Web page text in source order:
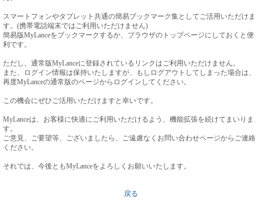
スマートフォンやタブレット共通の簡易ブックマーク集としてご活用いただけま
す。(携帯電話端末ではご利用いただけません)
簡易版MyLanceをブックマークするか、ブラウザのトップページにしておくと便
利です。
ただし、通常版MyLanceに登録されているリンクはご利用いただけません。
また、ログイン情報は保持いたしますが、もしログアウトしてしまった場合は、
再度MyLanceの通常版のページからログインしてください。
この機会にぜひご活用いただけますと幸いです。
MyLanceは、お客様に快適にご利用いただけるよう、機能拡張を続けてまいりま
す。
ご意見、ご要望等、ございましたら、ご遠慮なくお問い合わせページからご連絡
ください。
それでは、今後ともMyLanceをよろしくお願いいたします。
戻る